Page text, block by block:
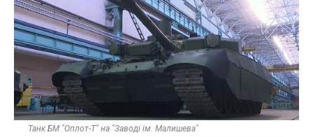
Танк БМ "Оплот-Т" на "Заводі ім. Малишева"